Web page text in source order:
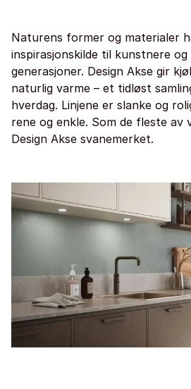
Naturens former og materialer
inspirasjonskilde til kunstnere
generasjoner. Design Akse gir
naturlig varme – et tidløst
hverdag. Linjene er slanke og
rene og enkle. Som de fleste
Design Akse svanemerket.